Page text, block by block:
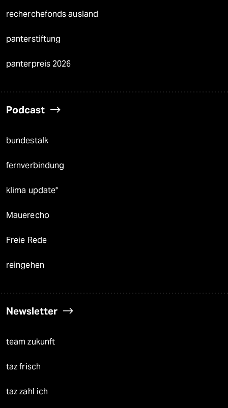
recherchefonds ausland
panterstiftung
panterpreis 2026
Podcast
bundestalk
fernverbindung
klima update°
Mauerecho
Freie Rede
reingehen
Newsletter
team zukunft
taz frisch
taz zahl ich